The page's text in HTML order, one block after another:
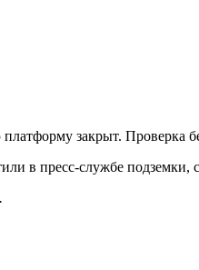
закрыт. Проверка
в пресс-службе подземки,